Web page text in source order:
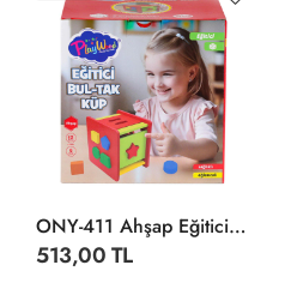
ONY-411 Ahşap Eğitici Bultak Küp -Onyıl Oyuncak
513,00 TL